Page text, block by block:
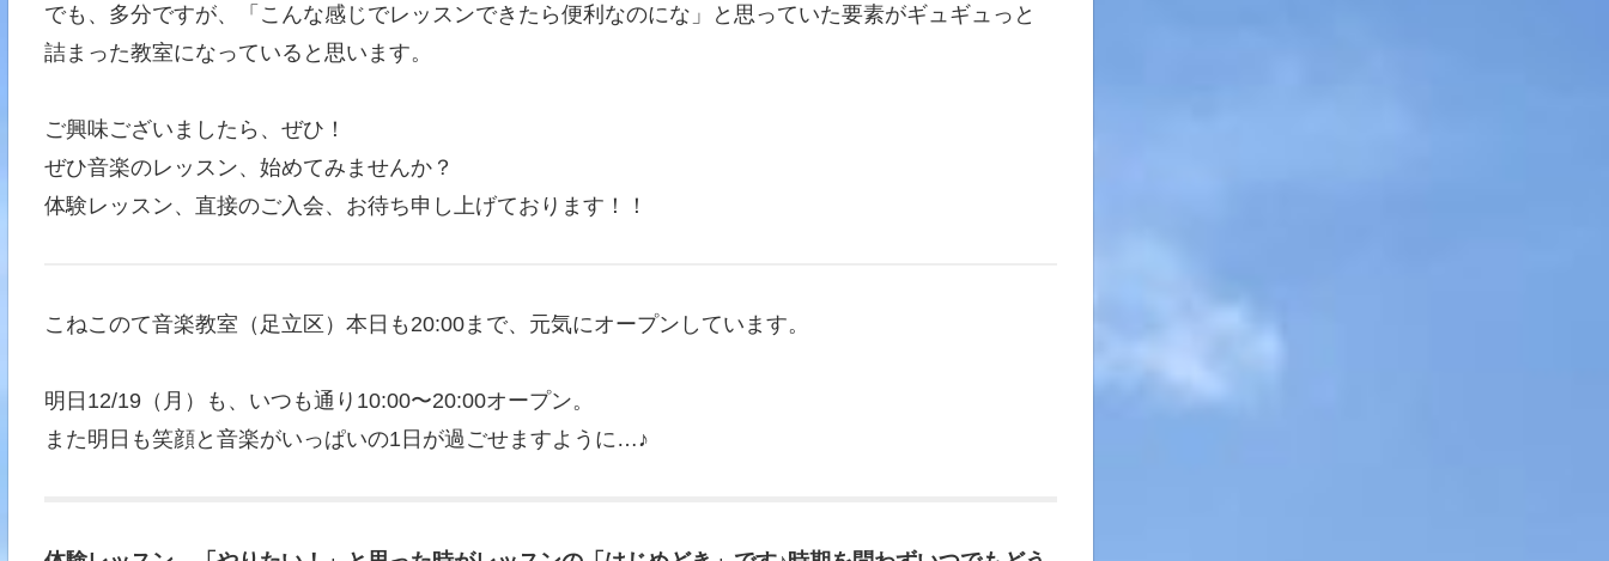
でも、多分ですが、「こんな感じでレッスンできたら便利なのにな」と思っていた要素がギュギュっと
詰まった教室になっていると思います。
ご興味ございましたら、ぜひ！
ぜひ音楽のレッスン、始めてみませんか？
体験レッスン、直接のご入会、お待ち申し上げております！！
こねこのて音楽教室（足立区）本日も20:00まで、元気にオープンしています。
明日12/19（月）も、いつも通り10:00〜20:00オープン。
また明日も笑顔と音楽がいっぱいの1日が過ごせますように…♪